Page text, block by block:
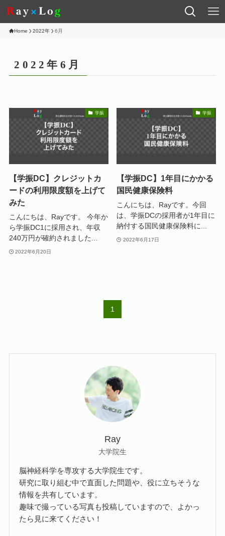
Home 2022年 6月
2022年6月
学振
【学振DC】クレジットカ
ードの利用限度額を上げて
みた
こんにちは、Rayです。 今年か
ら学振DC1に採用され、年収
240万円が確約されました...
2022年6月20日
学振
【学振DC】1年目にかかる
国民健康保険料
こんにちは、Rayです。今回
は、学振DCの採用者が1年目に
納付する国民健康保険料に...
2022年6月17日
1
Ray
大学院生
脳神経科学を専攻する大学院生です。
研究に取り組む中で直面した問題や、役に立ちそうな
情報を共有しています。
趣味で撮っている写真も投稿していますので、よかっ
たら見に来てください！